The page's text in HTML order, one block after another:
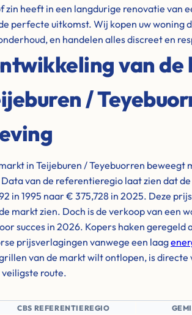
zin heeft in een langdurige renovatie van
perfecte uitkomst. Wij kopen uw woning
en handelen alles discreet en
van de
/
in Teijeburen / Teyebuorren beweegt
van de referentieregio laat zien dat
in 1995 naar € 375,728 in 2025. Deze
markt zien. Doch is de verkoop van een
succes in 2026. Kopers haken
prijsverlagingen vanwege een laag
van de markt wilt ontlopen, is directe
route.
CBS REFERENTIEREGIO